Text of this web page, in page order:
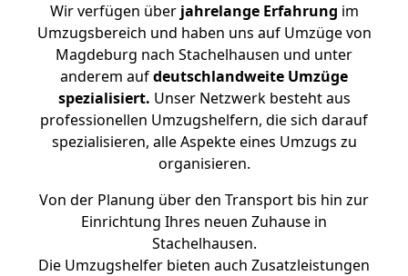
Wir verfügen überjahrelange Erfahrung im
Umzugsbereich und haben uns auf Umzüge von
Magdeburg nach Stachelhausen und unter
anderem aufdeutschlandweite Umzüge
spezialisiert. Unser Netzwerk besteht aus
professionellen Umzugshelfern, die sich darauf
spezialisieren, alle Aspekte eines Umzugs zu
organisieren.
Von der Planung über den Transport bis hin zur
Einrichtung Ihres neuen Zuhause in
Stachelhausen.
Die Umzugshelfer bieten auch Zusatzleistungen